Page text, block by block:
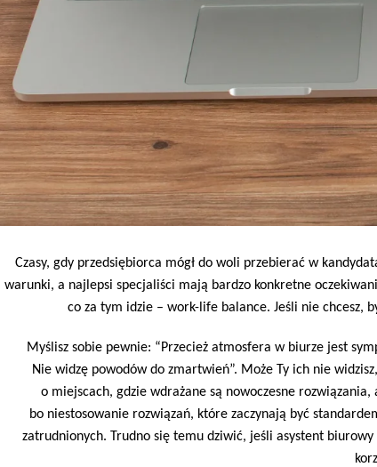
Czasy, gdy przedsiębiorca mógł do woli przebierać w
warunki, a najlepsi specjaliści mają bardzo konkretne
co za tym idzie – work-life balance. Jeśli nie chcesz,
Myślisz sobie pewnie: “Przecież atmosfera w biurze jest
Nie widzę powodów do zmartwień”. Może Ty ich nie
o miejscach, gdzie wdrażane są nowoczesne
bo niestosowanie rozwiązań, które zaczynają być
zatrudnionych. Trudno się temu dziwić, jeśli asystent